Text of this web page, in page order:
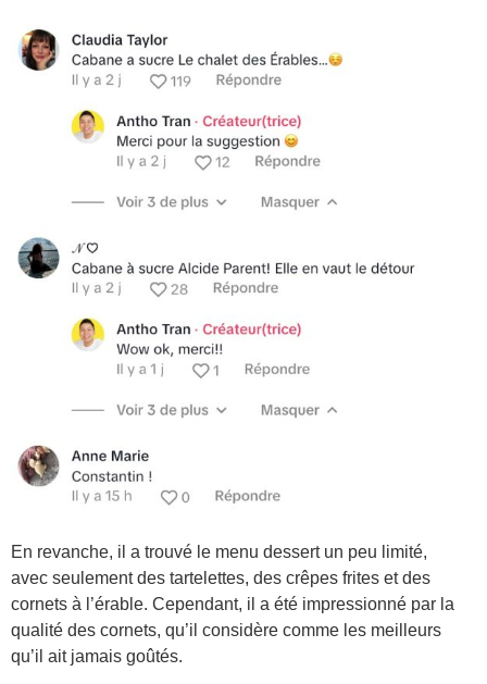
En revanche, il a trouvé le menu dessert un peu limité,
avec seulement des tartelettes, des crêpes frites et des
cornets à l’érable. Cependant, il a été impressionné par la
qualité des cornets, qu’il considère comme les meilleurs
qu’il ait jamais goûtés.